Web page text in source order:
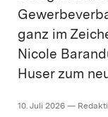
ganz im
Nicole
Huser zum
10. Juli 2026 —